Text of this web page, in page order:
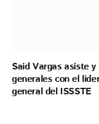
Said Vargas asiste
generales con el
general del ISSSTE